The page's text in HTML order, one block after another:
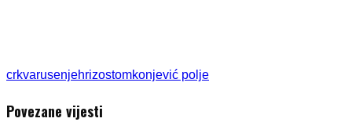
crkvarusenjehrizostomkonjević polje
Povezane vijesti